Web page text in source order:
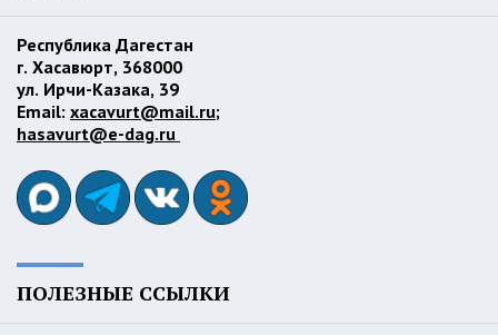
Республика Дагестан
г. Хасавюрт, 368000
ул. Ирчи-Казака, 39
Email: xacavurt@mail.ru;
hasavurt@e-dag.ru
ПОЛЕЗНЫЕ ССЫЛКИ